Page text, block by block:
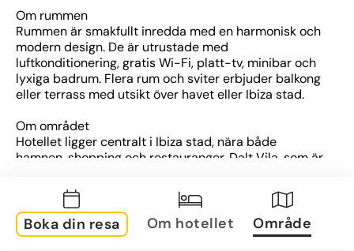
Om rummen
Rummen är smakfullt inredda med en harmonisk och
modern design. De är utrustade med
luftkonditionering, gratis Wi-Fi, platt-tv, minibar och
lyxiga badrum. Flera rum och sviter erbjuder balkong
eller terrass med utsikt över havet eller Ibiza stad.
Om området
Hotellet ligger centralt i Ibiza stad, nära både
hamnen, shopping och restauranger. Dalt Vila, som är
promenadavstånd. Även stränderna i Figueretas och
Talamanca finns i närheten, vilket gör läget idealiskt
för att kombinera sol och bad med kultur och nöjen.
Boka din resa Om hotellet Område